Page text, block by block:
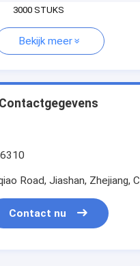
3000 STUKS
Bekijk meer
Contactgegevens
Road, Jiashan, Zhejiang,
Contact nu